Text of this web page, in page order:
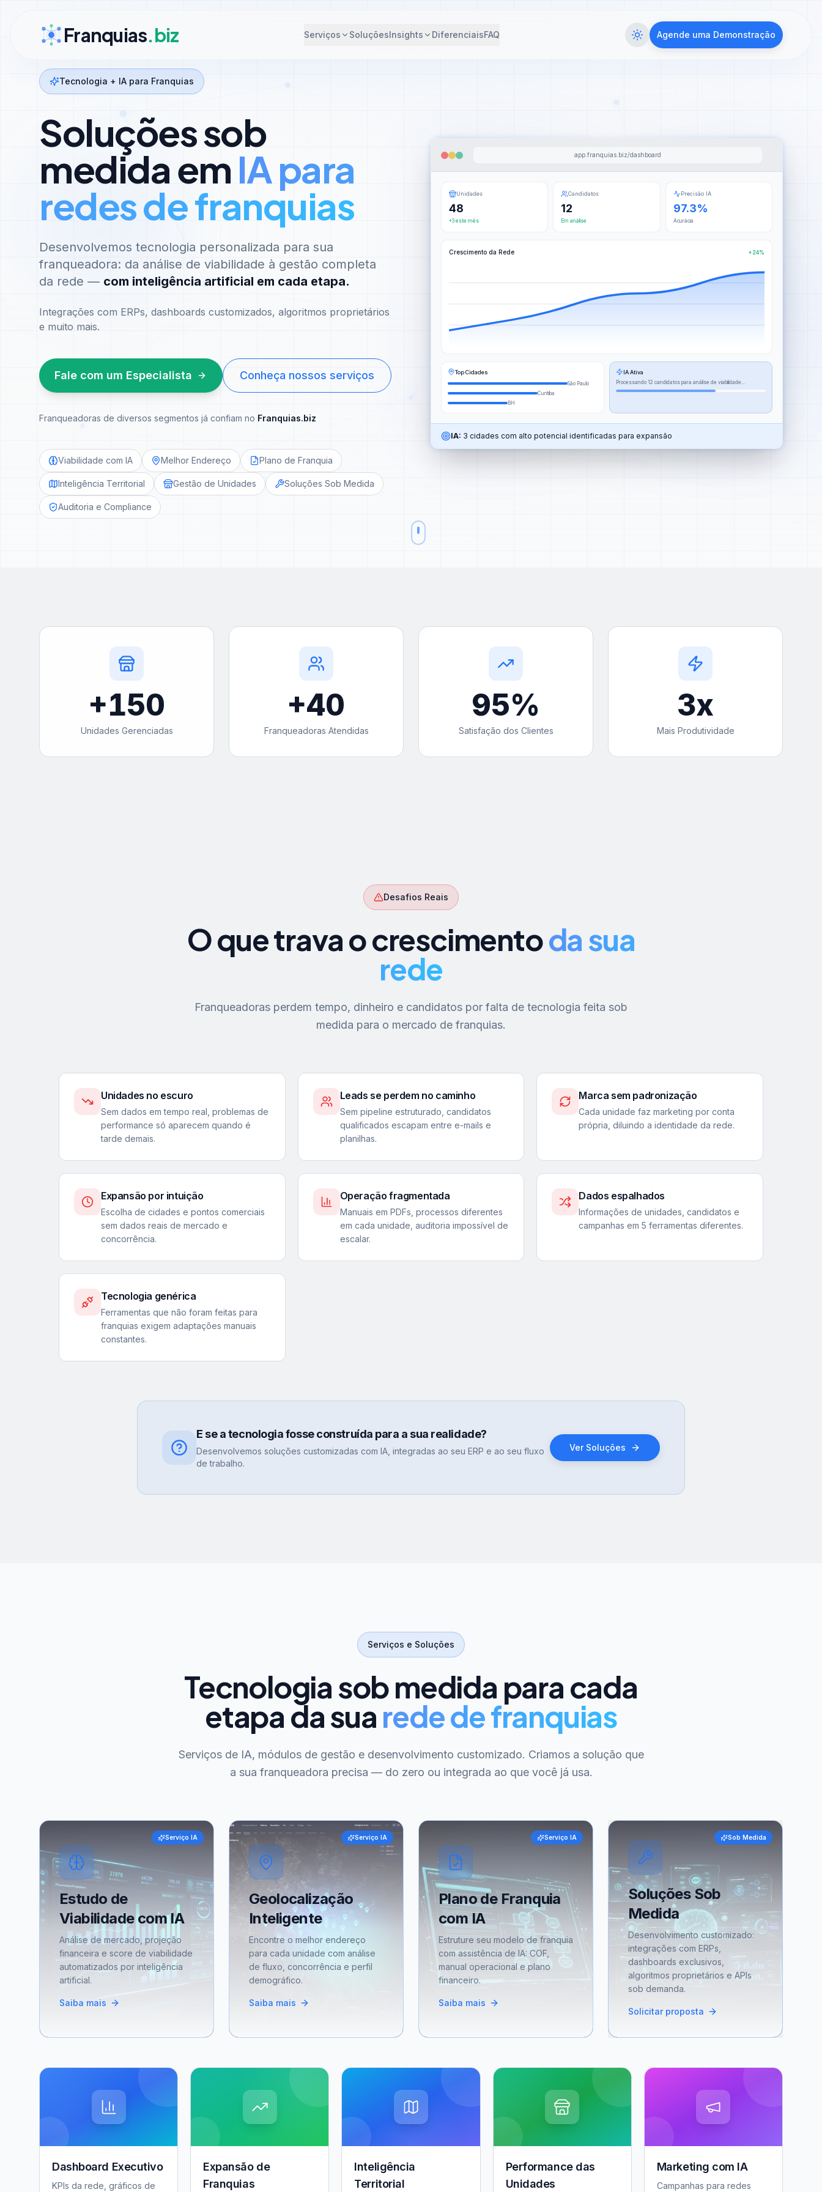
Franquias.biz Serviços SoluçõesInsights DiferenciaisFAQ Agende uma Demonstração
Tecnologia + IA para Franquias
Soluções sob
medida em IA para
redes de franquias
Desenvolvemos tecnologia personalizada para sua
franqueadora: da análise de viabilidade à gestão completa
da rede — com inteligência artificial em cada etapa.
Integrações com ERPs, dashboards customizados, algoritmos proprietários
e muito mais.
Fale com um Especialista Conheça nossos serviços
Franqueadoras de diversos segmentos já confiam no Franquias.biz
Viabilidade com IA Melhor Endereço Plano de Franquia
Inteligência Territorial Gestão de Unidades Soluções Sob Medida
Auditoria e Compliance
app.franquias.biz/dashboard
Unidades
48
+3 este mês
Candidatos
12
Em análise
Precisão IA
97.3%
Acurácia
Crescimento da Rede +24%
Top Cidades
São Paulo
Curitiba
BH
IA Ativa
Processando 12 candidatos para análise de viabilidade...
IA: 3 cidades com alto potencial identificadas para expansão
+150
Unidades Gerenciadas
+40
Franqueadoras Atendidas
95%
Satisfação dos Clientes
3x
Mais Produtividade
Desafios Reais
O que trava o crescimentoda sua
rede
Franqueadoras perdem tempo, dinheiro e candidatos por falta de tecnologia feita sob
medida para o mercado de franquias.
Unidades no escuro
Sem dados em tempo real, problemas de
performance só aparecem quando é
tarde demais.
Leads se perdem no caminho
Sem pipeline estruturado, candidatos
qualificados escapam entre e-mails e
planilhas.
Marca sem padronização
Cada unidade faz marketing por conta
própria, diluindo a identidade da rede.
Expansão por intuição
Escolha de cidades e pontos comerciais
sem dados reais de mercado e
concorrência.
Operação fragmentada
Manuais em PDFs, processos diferentes
em cada unidade, auditoria impossível de
escalar.
Dados espalhados
Informações de unidades, candidatos e
campanhas em 5 ferramentas diferentes.
Tecnologia genérica
Ferramentas que não foram feitas para
franquias exigem adaptações manuais
constantes.
E se a tecnologia fosse construída para a sua realidade?
Desenvolvemos soluções customizadas com IA, integradas ao seu ERP e ao seu fluxo
de trabalho.
Ver Soluções
Serviços e Soluções
Tecnologia sob medida para cada
etapa da suarede de franquias
Serviços de IA, módulos de gestão e desenvolvimento customizado. Criamos a solução que
a sua franqueadora precisa — do zero ou integrada ao que você já usa.
Serviço IA
Estudo de
Viabilidade com IA
Análise de mercado, projeção
financeira e score de viabilidade
automatizados por inteligência
artificial.
Saiba mais
Serviço IA
Geolocalização
Inteligente
Encontre o melhor endereço
para cada unidade com análise
de fluxo, concorrência e perfil
demográfico.
Saiba mais
Serviço IA
Plano de Franquia
com IA
Estruture seu modelo de franquia
com assistência de IA: COF,
manual operacional e plano
financeiro.
Saiba mais
Sob Medida
Soluções Sob
Medida
Desenvolvimento customizado:
integrações com ERPs,
dashboards exclusivos,
algoritmos proprietários e APIs
sob demanda.
Solicitar proposta
Dashboard Executivo
KPIs da rede, gráficos de
Expansão de
Franquias
Inteligência
Territorial
Performance das
Unidades
Marketing com IA
Campanhas para redes